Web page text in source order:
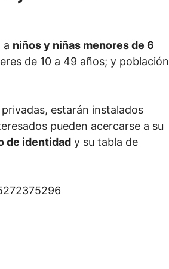
a niños y niñas menores de 6
de 10 a 49 años; y población
estarán instalados
pueden acercarse a su
de identidad y su tabla de